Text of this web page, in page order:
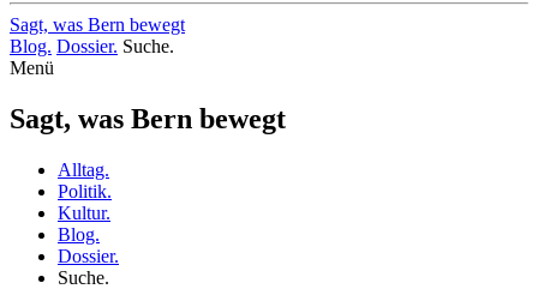
Sagt, was Bern bewegt
Blog. Dossier. Suche.
Menü
Sagt, was Bern bewegt
Alltag.
Politik.
Kultur.
Blog.
Dossier.
Suche.